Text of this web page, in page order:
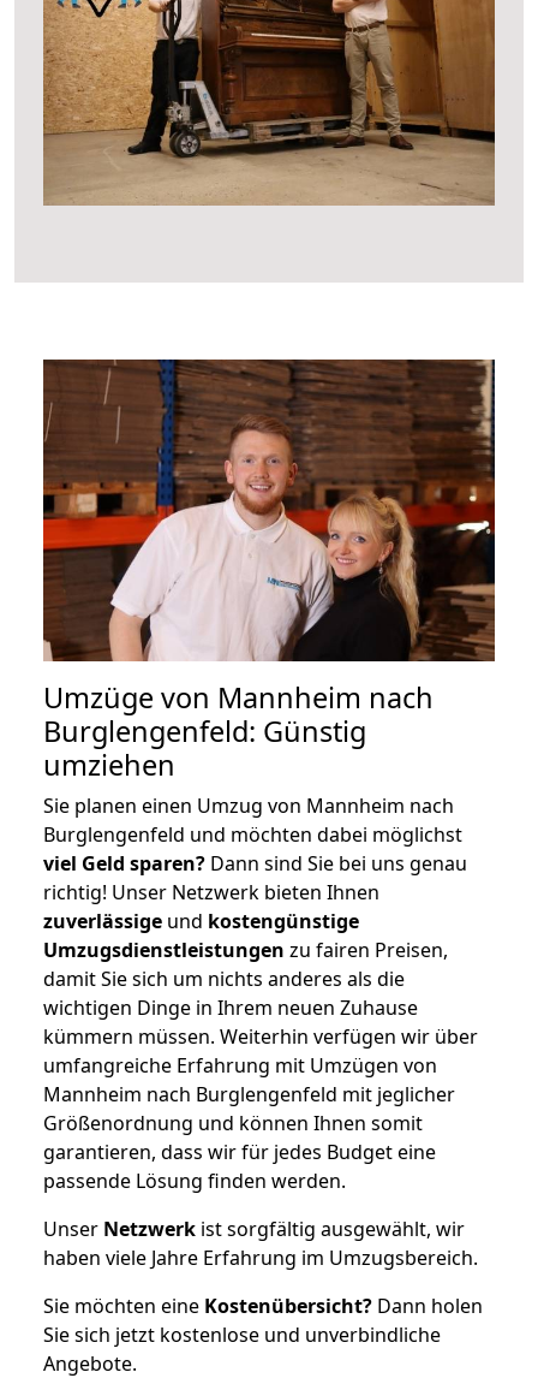
Umzüge von Mannheim nach
Burglengenfeld: Günstig
umziehen
Sie planen einen Umzug von Mannheim nach
Burglengenfeld und möchten dabei möglichst
viel Geld sparen? Dann sind Sie bei uns genau
richtig! Unser Netzwerk bieten Ihnen
zuverlässige und kostengünstige
Umzugsdienstleistungen zu fairen Preisen,
damit Sie sich um nichts anderes als die
wichtigen Dinge in Ihrem neuen Zuhause
kümmern müssen. Weiterhin verfügen wir über
umfangreiche Erfahrung mit Umzügen von
Mannheim nach Burglengenfeld mit jeglicher
Größenordnung und können Ihnen somit
garantieren, dass wir für jedes Budget eine
passende Lösung finden werden.
Unser Netzwerk ist sorgfältig ausgewählt, wir
haben viele Jahre Erfahrung im Umzugsbereich.
Sie möchten eine Kostenübersicht? Dann holen
Sie sich jetzt kostenlose und unverbindliche
Angebote.